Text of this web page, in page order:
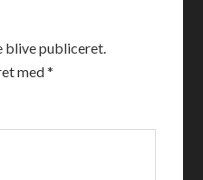
blive publiceret.
med*